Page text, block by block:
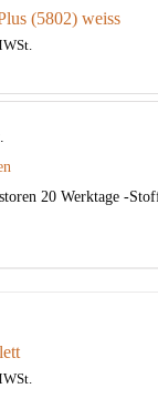
(5802) weiss
20 Werktage -